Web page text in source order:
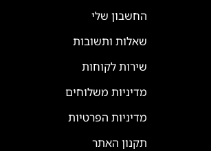
החשבון שלי
שאלות ותשובות
שירות לקוחות
מדיניות משלוחים
מדיניות הפרטיות
תקנון האתר